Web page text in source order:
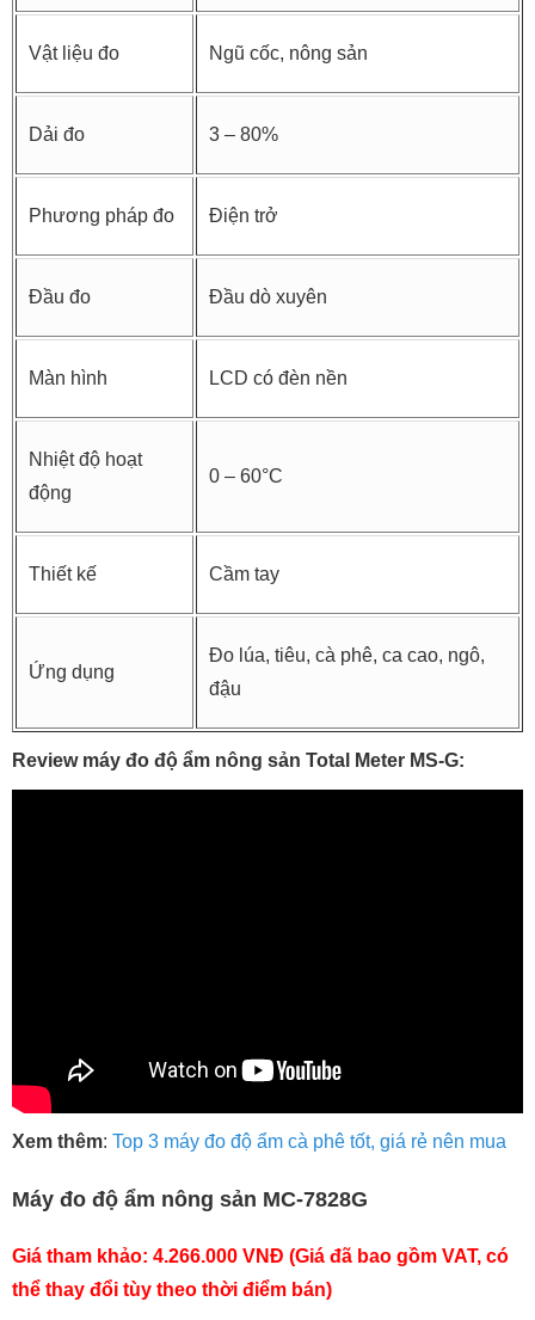
Vật liệu đo Ngũ cốc, nông sản
Dải đo 3 – 80%
Phương pháp đo Điện trở
Đầu đo Đầu dò xuyên
Màn hình LCD có đèn nền
Nhiệt độ hoạt
động
0 – 60°C
Thiết kế Cầm tay
Ứng dụng
Đo lúa, tiêu, cà phê, ca cao, ngô,
đậu
Review máy đo độ ẩm nông sản Total Meter MS-G:
Xem thêm: Top 3 máy đo độ ẩm cà phê tốt, giá rẻ nên mua
Máy đo độ ẩm nông sản MC-7828G
Giá tham khảo: 4.266.000 VNĐ (Giá đã bao gồm VAT, có
thể thay đổi tùy theo thời điểm bán)